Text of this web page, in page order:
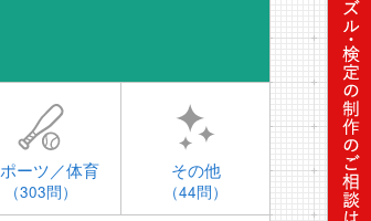
時事問
ーツ／体育
（303問）
その他
（44問）